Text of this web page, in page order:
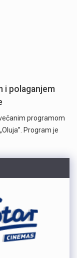
i polaganjem
programom
Program je